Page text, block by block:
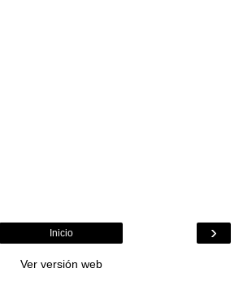
›
Inicio
Ver versión web